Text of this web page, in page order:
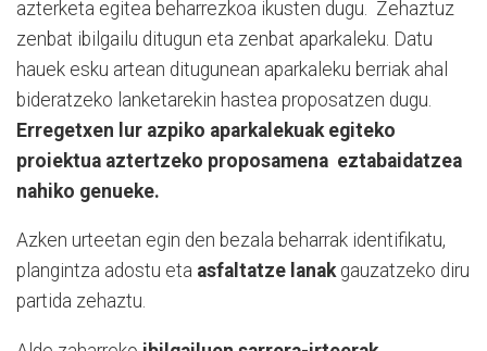
azterketa egitea beharrezkoa ikusten dugu.
Zehaztuz
zenbat ibilgailu ditugun eta zenbat aparkaleku. Datu
hauek esku artean ditugunean aparkaleku berriak ahal
bideratzeko lanketarekin hastea proposatzen dugu.
Erregetxen lur azpiko aparkalekuak egiteko
proiektua aztertzeko proposamena eztabaidatzea
nahiko genueke.
Azken urteetan egin den bezala beharrak identifikatu,
plangintza adostu eta asfaltatze lanakgauzatzeko diru
partida zehaztu.